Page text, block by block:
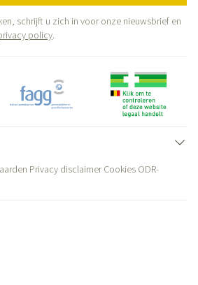
schrijft u zich in voor onze nieuwsbrief en
policy.
Privacy disclaimer Cookies ODR-